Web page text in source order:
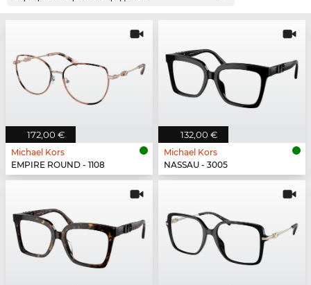
172,00 €
Michael Kors
EMPIRE ROUND - 1108
132,00 €
Michael Kors
NASSAU - 3005